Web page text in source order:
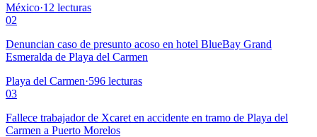
México·12 lecturas
02
Denuncian caso de presunto acoso en hotel BlueBay Grand
Esmeralda de Playa del Carmen
Playa del Carmen·596 lecturas
03
Fallece trabajador de Xcaret en accidente en tramo de Playa del
Carmen a Puerto Morelos